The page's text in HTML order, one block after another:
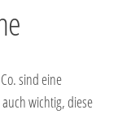
sind eine
wichtig, diese